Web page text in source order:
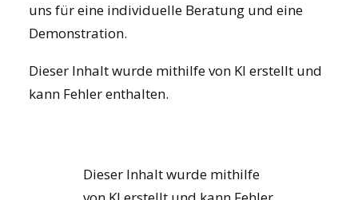
uns für eine individuelle Beratung und eine
Demonstration.
Dieser Inhalt wurde mithilfe von KI erstellt und
kann Fehler enthalten.
Dieser Inhalt wurde mithilfe